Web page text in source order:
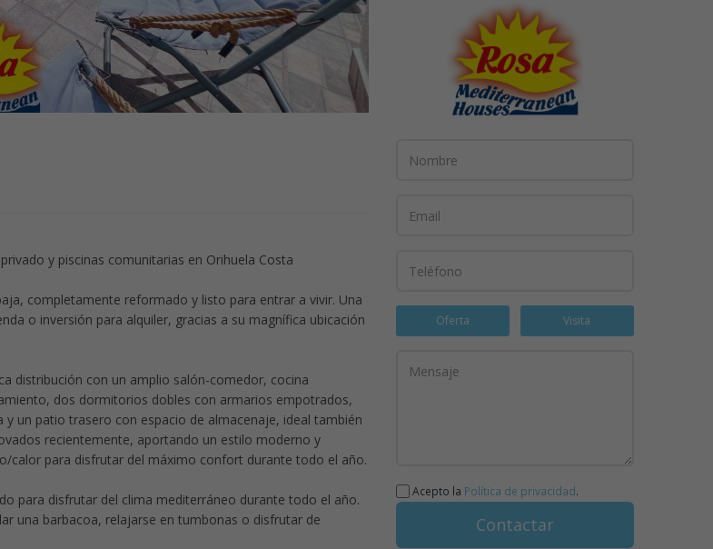
y piscinas comunitarias en Orihuela Costa
completamente reformado y listo para entrar a vivir. Una
o inversión para alquiler, gracias a su magnífica ubicación
distribución con un amplio salón-comedor, cocina
dos dormitorios dobles con armarios empotrados,
un patio trasero con espacio de almacenaje, ideal también
recientemente, aportando un estilo moderno y
calor para disfrutar del máximo confort durante todo el año.
para disfrutar del clima mediterráneo durante todo el año.
una barbacoa, relajarse en tumbonas o disfrutar de
Oferta Visita
Acepto la Política de privacidad.
Contactar